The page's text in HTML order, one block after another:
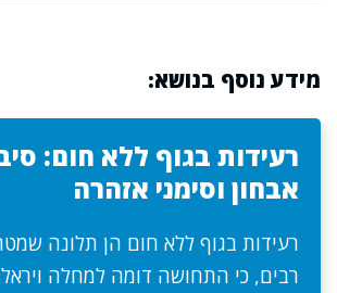
מידע נוסף בנושא:
רעידות בגוף ללא חום:
אבחון וסימני אזהרה
רעידות בגוף ללא חום הן תלונה
רבים, כי התחושה דומה למחלה